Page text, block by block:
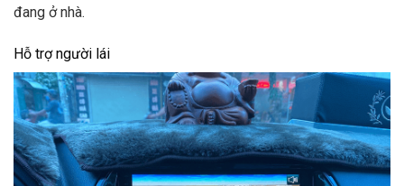
đang ở nhà.
Hỗ trợ người lái